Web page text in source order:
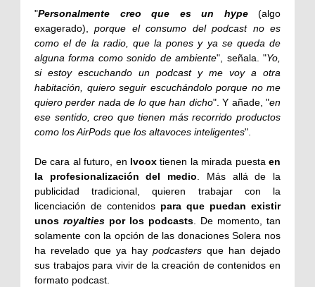
"Personalmente creo que es un hype (algo
exagerado), porque el consumo del podcast no es
como el de la radio, que la pones y ya se queda de
alguna forma como sonido de ambiente", señala. "Yo,
si estoy escuchando un podcast y me voy a otra
habitación, quiero seguir escuchándolo porque no me
quiero perder nada de lo que han dicho". Y añade, "en
ese sentido, creo que tienen más recorrido productos
como los AirPods que los altavoces inteligentes".
De cara al futuro, en Ivoox tienen la mirada puesta en
la profesionalización del medio. Más allá de la
publicidad tradicional, quieren trabajar con la
licenciación de contenidos para que puedan existir
unos royalties por los podcasts. De momento, tan
solamente con la opción de las donaciones Solera nos
ha revelado que ya hay podcasters que han dejado
sus trabajos para vivir de la creación de contenidos en
formato podcast.